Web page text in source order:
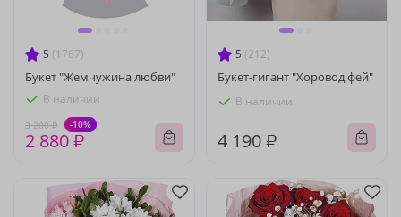
5 (1767)
Букет "Жемчужина любви"
В наличии
3 200 ₽ -10%
2 880 ₽
5 (212)
Букет-гигант "Хоровод фей"
В наличии
4 190 ₽